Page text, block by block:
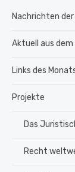
Nachrichten der
Aktuell aus dem
Links des
Projekte
Das
Recht